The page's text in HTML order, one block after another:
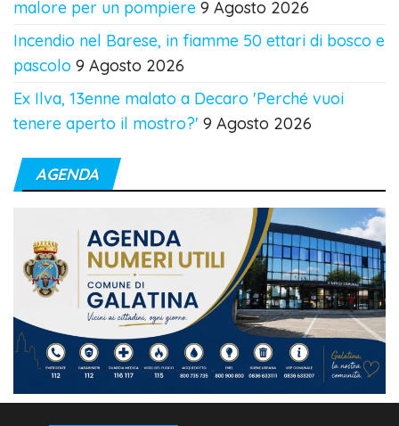
malore per un pompiere 9 Agosto 2026
Incendio nel Barese, in fiamme 50 ettari di bosco e
pascolo 9 Agosto 2026
Ex Ilva, 13enne malato a Decaro 'Perché vuoi
tenere aperto il mostro?' 9 Agosto 2026
AGENDA